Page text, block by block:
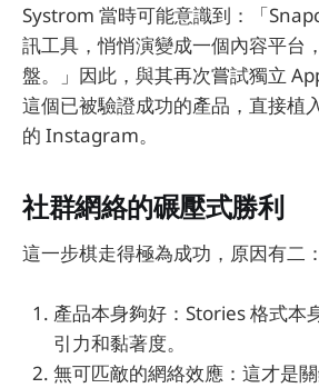
Systrom 當時可能意識到：「
訊工具，悄悄演變成一個內容平台
盤。」因此，與其再次嘗試獨立
這個已被驗證成功的產品，直接植
的 Instagram。
社群網絡的碾壓式勝利
這一步棋走得極為成功，原因有二：
產品本身夠好：Stories 格式本
引力和黏著度。
無可匹敵的網絡效應：這才是